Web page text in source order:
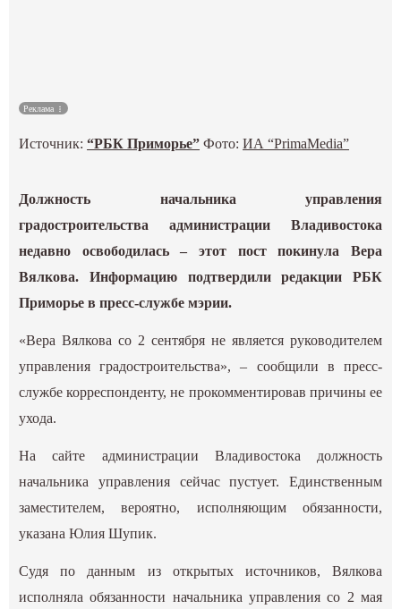
Реклама
Источник:“РБК Приморье” Фото:ИА “PrimaMedia”
Должность начальника управления
градостроительства администрации Владивостока
недавно освободилась – этот пост покинула Вера
Вялкова. Информацию подтвердили редакции РБК
Приморье в пресс-службе мэрии.
«Вера Вялкова со 2 сентября не является руководителем
управления градостроительства», – сообщили в пресс-
службе корреспонденту, не прокомментировав причины ее
ухода.
На сайте администрации Владивостока должность
начальника управления сейчас пустует. Единственным
заместителем, вероятно, исполняющим обязанности,
указана Юлия Шупик.
Судя по данным из открытых источников, Вялкова
исполняла обязанности начальника управления со 2 мая